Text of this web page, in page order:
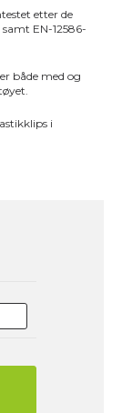
etter de
EN-12586-
både med og
i